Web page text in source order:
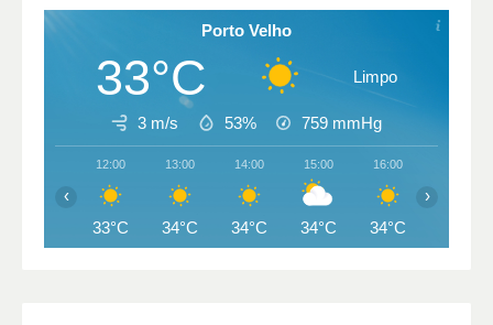
Porto Velho
33°C Limpo
3 m/s 53% 759 mmHg
12:00
33°C
13:00
34°C
14:00
34°C
15:00
34°C
16:00
34°C
‹ ›